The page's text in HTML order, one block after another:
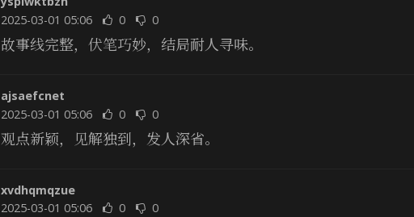
2025-03-01 05:06
0 0
故事线完整，伏笔巧妙，结局耐人寻味。
ajsaefcnet
2025-03-01 05:06
0 0
观点新颖，见解独到，发人深省。
xvdhqmqzue
2025-03-01 05:06
0 0